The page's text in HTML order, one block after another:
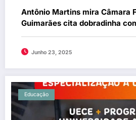
Antônio Martins mira Câmara
Guimarães cita dobradinha
Junho 23, 2025
Educação